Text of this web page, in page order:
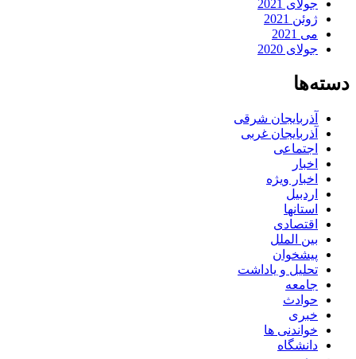
جولای 2021
ژوئن 2021
می 2021
جولای 2020
دسته‌ها
آذربایجان شرقی
آذربایجان غربی
اجتماعی
اخبار
اخبار ویژه
اردبیل
استانها
اقتصادی
بین الملل
پیشخوان
تحلیل و یاداشت
جامعه
حوادث
خبری
خواندنی ها
دانشگاه